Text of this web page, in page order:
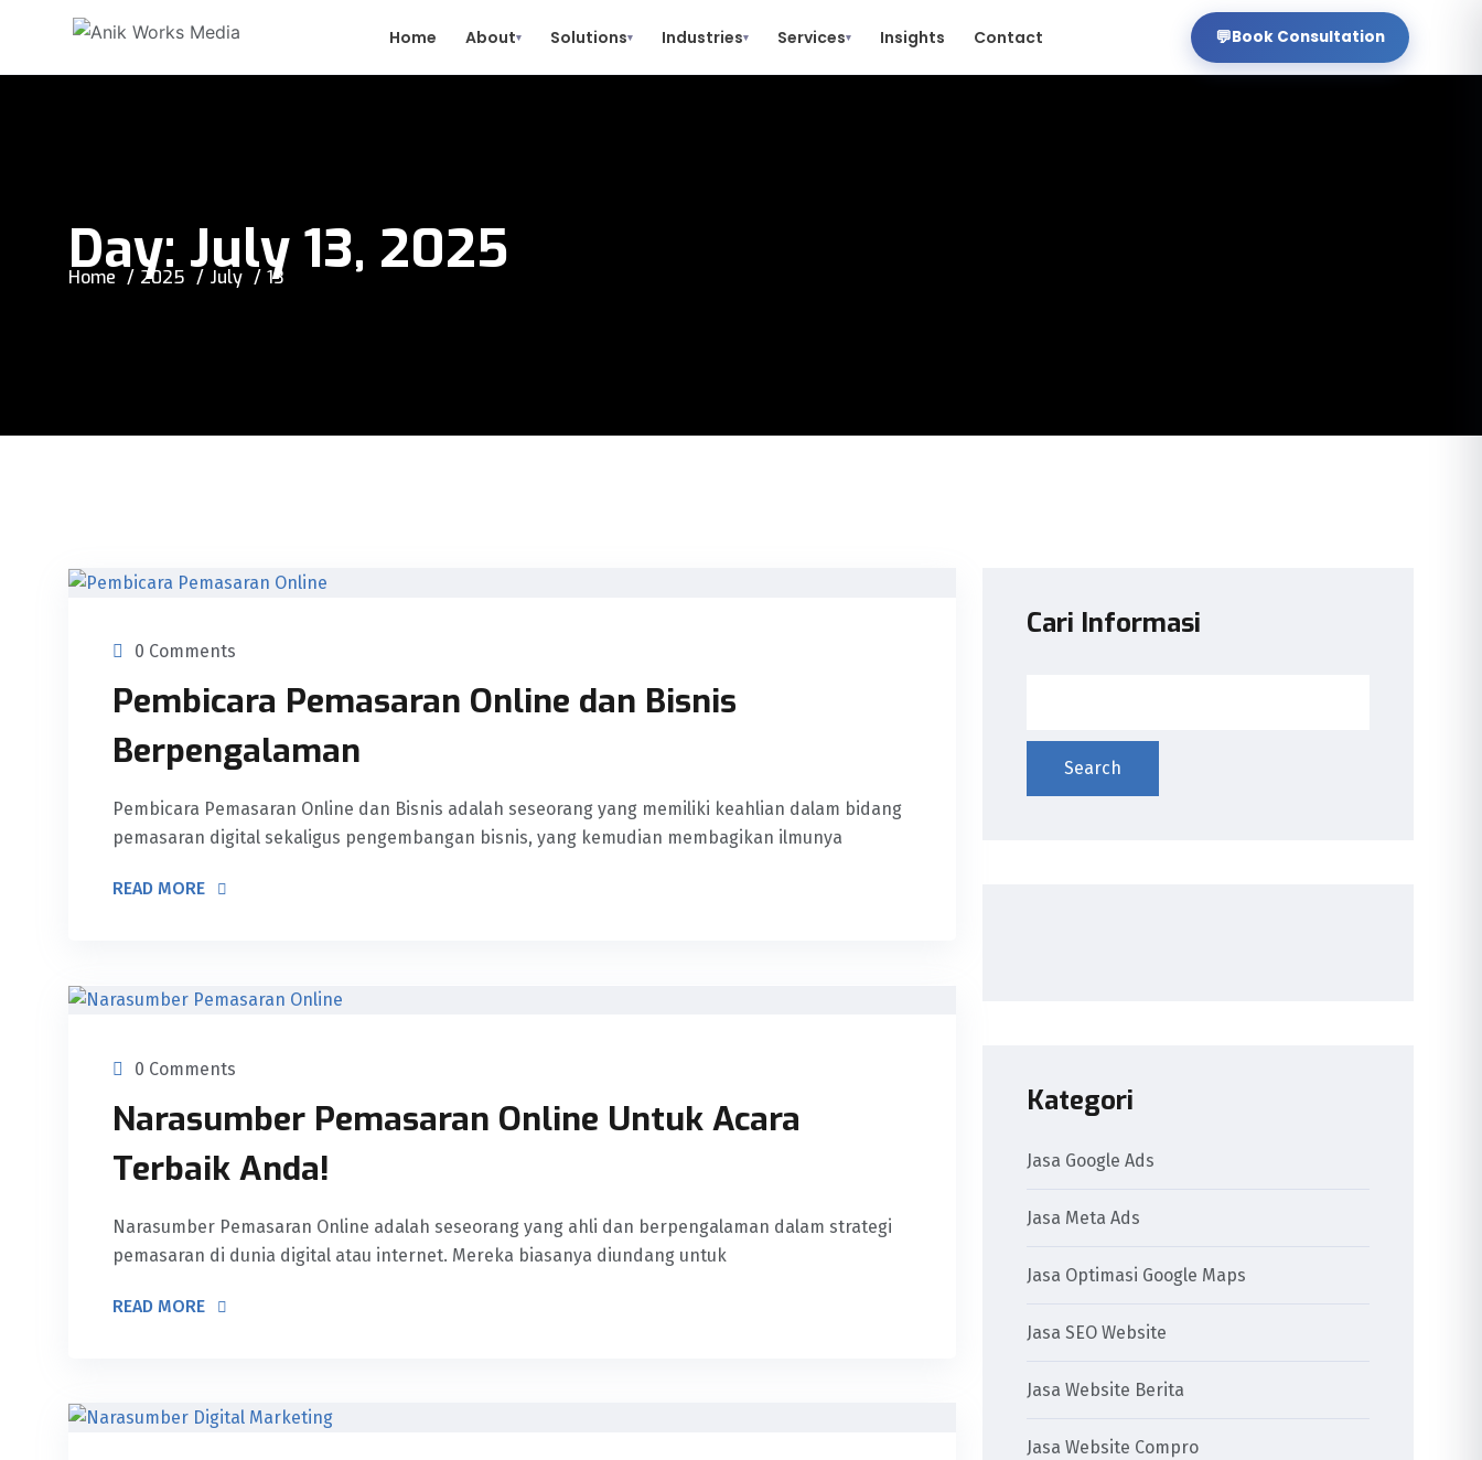
Home About▾ Solutions▾ Industries▾ Services▾ Insights Contact 💬Book Consultation
Day: July 13, 2025
Home 2025 July 13
0 Comments
Pembicara Pemasaran Online dan Bisnis
Berpengalaman
Pembicara Pemasaran Online dan Bisnis adalah seseorang yang memiliki keahlian dalam bidang
pemasaran digital sekaligus pengembangan bisnis, yang kemudian membagikan ilmunya
READ MORE
0 Comments
Narasumber Pemasaran Online Untuk Acara
Terbaik Anda!
Narasumber Pemasaran Online adalah seseorang yang ahli dan berpengalaman dalam strategi
pemasaran di dunia digital atau internet. Mereka biasanya diundang untuk
READ MORE
Cari Informasi
Search
Kategori
Jasa Google Ads
Jasa Meta Ads
Jasa Optimasi Google Maps
Jasa SEO Website
Jasa Website Berita
Jasa Website Compro